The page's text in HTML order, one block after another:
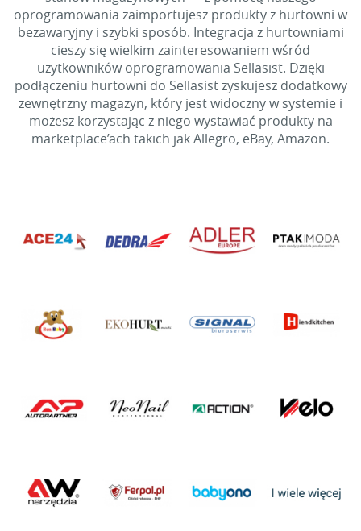
oprogramowania zaimportujesz produkty z hurtowni w
bezawaryjny i szybki sposób. Integracja z hurtowniami
cieszy się wielkim zainteresowaniem wśród
użytkowników oprogramowania Sellasist. Dzięki
podłączeniu hurtowni do Sellasist zyskujesz dodatkowy
zewnętrzny magazyn, który jest widoczny w systemie i
możesz korzystając z niego wystawiać produkty na
marketplace’ach takich jak Allegro, eBay, Amazon.